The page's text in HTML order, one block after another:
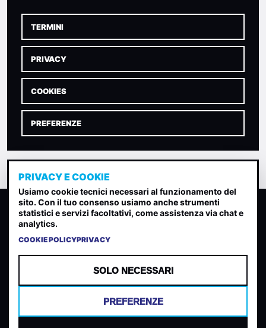
TERMINI
PRIVACY
COOKIES
PREFERENZE
CLASSIFICA INDIE
Classifica per indice di gradimento generata dall analisi di
TERMINI E CONDIZIONI PRIVACY POLICY
COOKIES PREFERENZE COOKIES
PRIVACY E COOKIE
Usiamo cookie tecnici necessari al funzionamento del
sito. Con il tuo consenso usiamo anche strumenti
statistici e servizi facoltativi, come assistenza via chat e
analytics.
COOKIE POLICYPRIVACY
SOLO NECESSARI
PREFERENZE